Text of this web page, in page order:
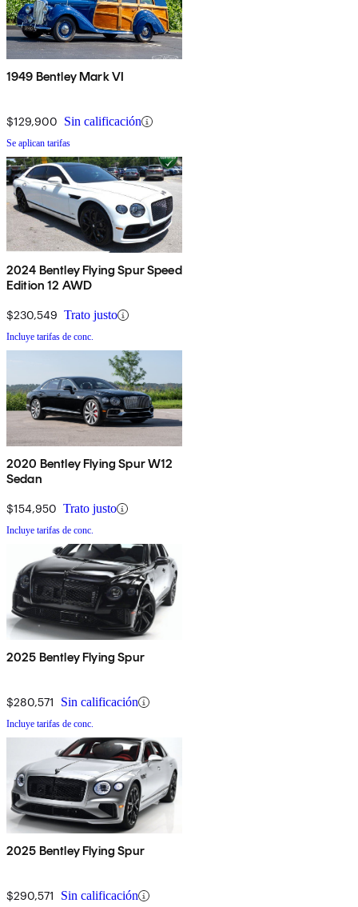
1949 Bentley Mark VI
$129,900 Sin calificación
Se aplican tarifas
2024 Bentley Flying Spur Speed
Edition 12 AWD
$230,549 Trato justo
Incluye tarifas de conc.
2020 Bentley Flying Spur W12
Sedan
$154,950 Trato justo
Incluye tarifas de conc.
2025 Bentley Flying Spur
$280,571 Sin calificación
Incluye tarifas de conc.
2025 Bentley Flying Spur
$290,571 Sin calificación